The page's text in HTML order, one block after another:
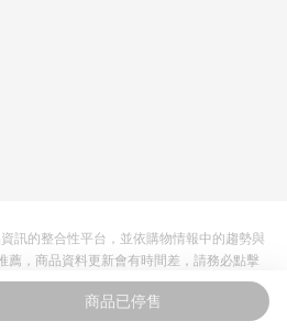
商品已停售
訊的整合性平台，並依購物情報中的趨勢與
薦，商品資料更新會有時間差，請務必點擊
價與購物條件，一切資訊以合作廠商網頁為